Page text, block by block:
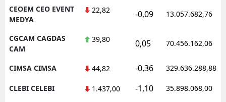
CEOEM CEO EVENT
MEDYA
22,82 -0,09 13.057.682,76
CGCAM CAGDAS
CAM
39,80 0,05 70.456.162,06
CIMSA CIMSA 44,82 -0,36 329.636.288,88
CLEBI CELEBI 1.437,00 -1,10 35.898.068,00